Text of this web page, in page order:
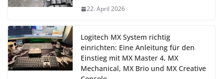
22. April 2026
Logitech MX System richtig
einrichten: Eine Anleitung für den
Einstieg mit MX Master 4, MX
Mechanical, MX Brio und MX Creative